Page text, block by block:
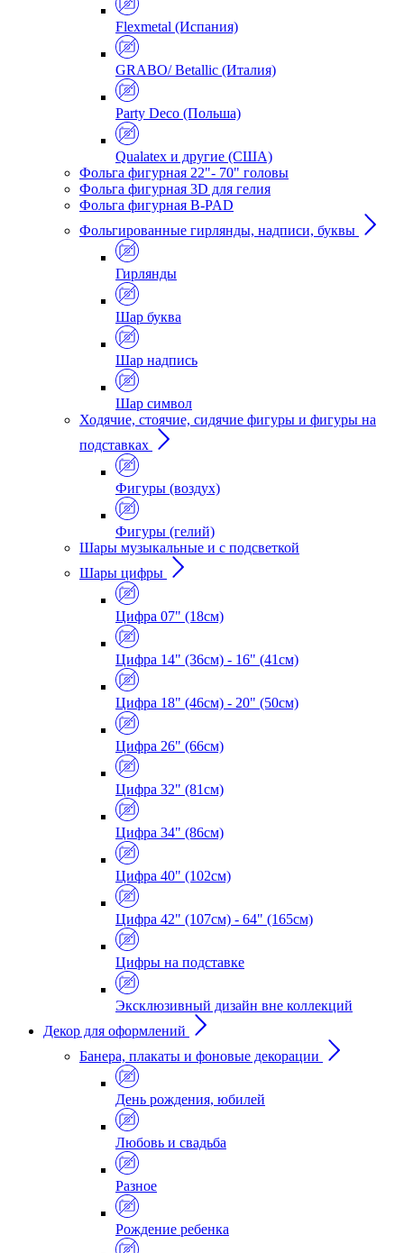
Flexmetal (Испания)
GRABO/ Betallic (Италия)
Party Deco (Польша)
Qualatex и другие (США)
Фольга фигурная 22"- 70" головы
Фольга фигурная 3D для гелия
Фольга фигурная B-PAD
Фольгированные гирлянды, надписи, буквы
Гирлянды
Шар буква
Шар надпись
Шар символ
Ходячие, стоячие, сидячие фигуры и фигуры на
подставках
Фигуры (воздух)
Фигуры (гелий)
Шары музыкальные и с подсветкой
Шары цифры
Цифра 07" (18см)
Цифра 14" (36см) - 16" (41см)
Цифра 18" (46см) - 20" (50см)
Цифра 26" (66см)
Цифра 32" (81см)
Цифра 34" (86см)
Цифра 40" (102см)
Цифра 42" (107см) - 64" (165см)
Цифры на подставке
Эксклюзивный дизайн вне коллекций
Декор для оформлений
Банера, плакаты и фоновые декорации
День рождения, юбилей
Любовь и свадьба
Разное
Рождение ребенка